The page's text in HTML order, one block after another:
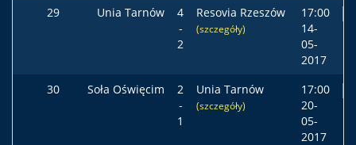
29 Unia Tarnów
4
-
2
Resovia Rzeszów
(szczegóły)
17:00
14-
05-
2017
30 Soła Oświęcim
2
-
1
Unia Tarnów
(szczegóły)
17:00
20-
05-
2017